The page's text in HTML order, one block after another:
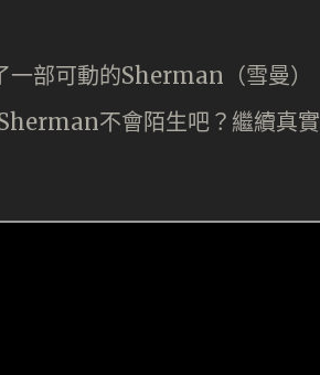
部可動的Sherman（雪曼）
不會陌生吧？繼續真實